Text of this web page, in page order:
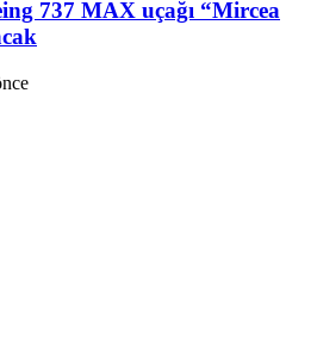
737 MAX uçağı “Mircea